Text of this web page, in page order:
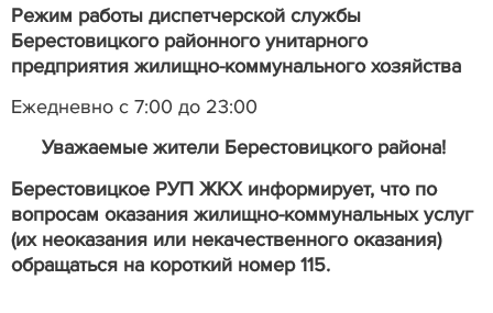
Режим работы диспетчерской службы
Берестовицкого районного унитарного
предприятия жилищно-коммунального хозяйства
Ежедневно с 7:00 до 23:00
Уважаемые жители Берестовицкого района!
Берестовицкое РУП ЖКХ информирует, что по
вопросам оказания жилищно-коммунальных услуг
(их неоказания или некачественного оказания)
обращаться на короткий номер 115.